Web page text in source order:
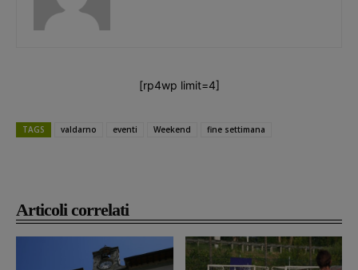
Articoli correlati
[rp4wp limit=4]
TAGS valdarno eventi Weekend fine settimana